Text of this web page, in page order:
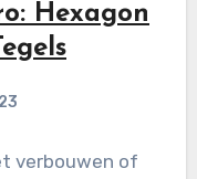
Hexagon
verbouwen of